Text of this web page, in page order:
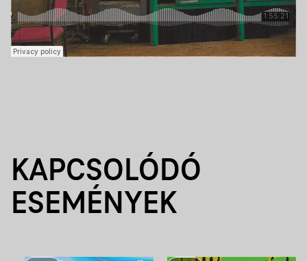
KAPCSOLÓDÓ
ESEMÉNYEK